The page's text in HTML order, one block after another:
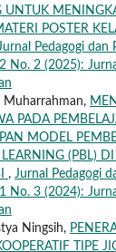
UNTUK
POSTER
Pedagogi dan
No. 2 (2025):
Muharrahman,
PADA
MODEL
(PBL) DI
, Jurnal Pedagogi
No. 3 (2024):
Ningsih,
TIPE